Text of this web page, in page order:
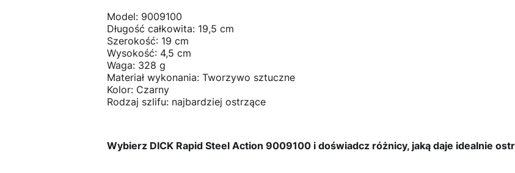
Model: 9009100
Długość całkowita: 19,5 cm
Szerokość: 19 cm
Wysokość: 4,5 cm
Waga: 328 g
Materiał wykonania: Tworzywo sztuczne
Kolor: Czarny
Rodzaj szlifu: najbardziej ostrzące
Wybierz DICK Rapid Steel Action 9009100 i doświadcz różnicy, jaką daje idealnie